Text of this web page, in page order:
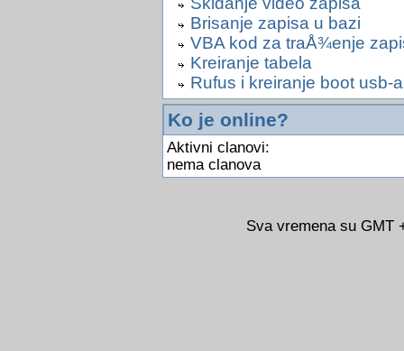
Brisanje zapisa u bazi
VBA kod za traÅ¾enje
Kreiranje tabela
Rufus i kreiranje boot usb-a
Ko je online?
Aktivni clanovi:
nema clanova
Sva vremena su GMT